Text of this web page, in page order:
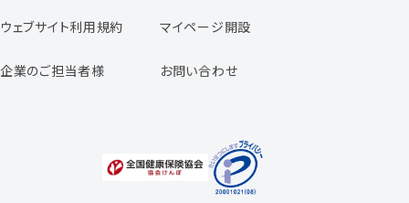
専任コンサルタントの声
福利厚生のご案内
ウェブサイト利用規約 マイページ開設
企業のご担当者様 お問い合わせ